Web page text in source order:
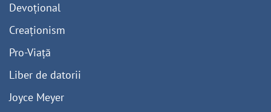
Devoțional
Creaționism
Pro-Viață
Liber de datorii
Joyce Meyer